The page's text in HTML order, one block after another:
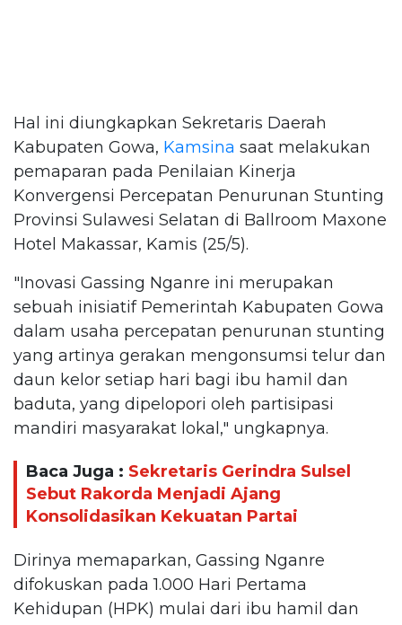
Hal ini diungkapkan Sekretaris Daerah
Kabupaten Gowa, Kamsina saat melakukan
pemaparan pada Penilaian Kinerja
Konvergensi Percepatan Penurunan Stunting
Provinsi Sulawesi Selatan di Ballroom Maxone
Hotel Makassar, Kamis (25/5).
"Inovasi Gassing Nganre ini merupakan
sebuah inisiatif Pemerintah Kabupaten Gowa
dalam usaha percepatan penurunan stunting
yang artinya gerakan mengonsumsi telur dan
daun kelor setiap hari bagi ibu hamil dan
baduta, yang dipelopori oleh partisipasi
mandiri masyarakat lokal," ungkapnya.
Baca Juga : Sekretaris Gerindra Sulsel
Sebut Rakorda Menjadi Ajang
Konsolidasikan Kekuatan Partai
Dirinya memaparkan, Gassing Nganre
difokuskan pada 1.000 Hari Pertama
Kehidupan (HPK) mulai dari ibu hamil dan